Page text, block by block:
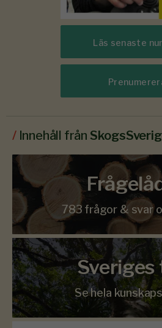
Läs senaste
/ Innehåll från
783 frågor & svar
Sveriges
Se hela